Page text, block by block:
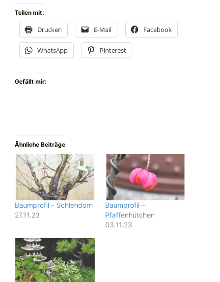
Teilen mit:
Drucken E-Mail Facebook
WhatsApp Pinterest
Gefällt mir:
Ähnliche Beiträge
Baumprofil – Schlehdorn
27.11.23
Baumprofil –
Pfaffenhütchen
03.11.23